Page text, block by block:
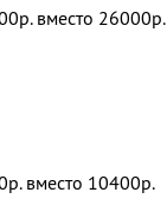
вместо 26000р.
вместо 10400р.